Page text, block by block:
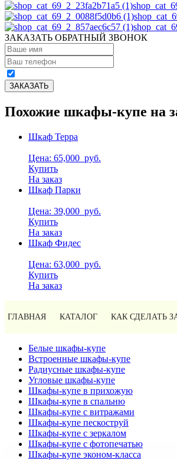
ЗАКАЗАТЬ ОБРАТНЫЙ ЗВОНОК
Похожие шкафы-купе на
Шкаф Терра
Цена: 65,000 руб.
Купить
На заказ
Шкаф Парки
Цена: 39,000 руб.
Купить
На заказ
Шкаф Фидес
Цена: 63,000 руб.
Купить
На заказ
ГЛАВНАЯ КАТАЛОГ КАК СДЕЛАТЬ
Белые шкафы-купе
Встроенные шкафы-купе
Радиусные шкафы-купе
Угловые шкафы-купе
Шкафы-купе в прихожую
Шкафы-купе в спальню
Шкафы-купе с витражами
Шкафы-купе пескоструй
Шкафы-купе с зеркалом
Шкафы-купе с фотопечатью
Шкафы-купе эконом-класса